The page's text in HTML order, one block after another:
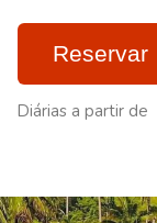
Reservar
Diárias a partir de